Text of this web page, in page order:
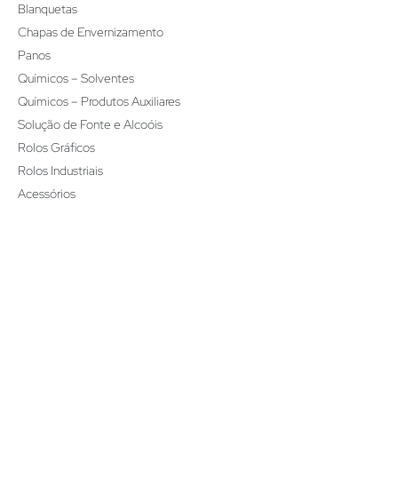
Blanquetas
Chapas de Envernizamento
Panos
Químicos – Solventes
Químicos – Produtos Auxiliares
Solução de Fonte e Alcoóis
Rolos Gráficos
Rolos Industriais
Acessórios